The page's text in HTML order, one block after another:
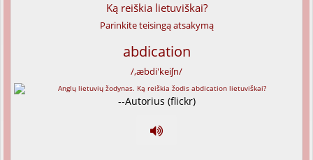
Ką reiškia lietuviškai?
Parinkite teisingą atsakymą
abdication
/,æbdi'keiʃn/
--Autorius (flickr)